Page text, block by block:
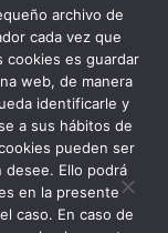
POR
DEL
archivo de
cada vez que
cookies es guardar
web, de manera
identificarle y
a sus hábitos de
pueden ser
desee. Ello podrá
en la presente
caso. En caso de